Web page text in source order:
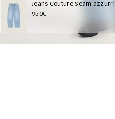
Jeans Couture Seam azzurri
950€